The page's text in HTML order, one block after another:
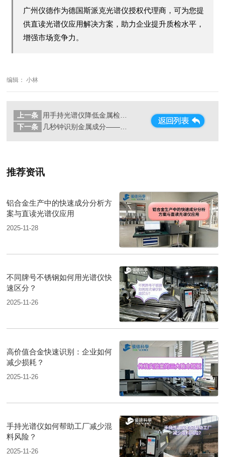
广州仪德作为德国斯派克光谱仪授权代理商，可为您提
供直读光谱仪应用解决方案，助力企业提升质检水平，
增强市场竞争力。
编辑： 小林
上一条
用手持光谱仪降低金属检测成本的三种方法
下一条
推荐资讯
铝合金生产中的快速成分分析方
案与直读光谱仪应用
2025-11-28
不同牌号不锈钢如何用光谱仪快
速区分？
2025-11-26
高价值合金快速识别：企业如何
减少损耗？
2025-11-26
手持光谱仪如何帮助工厂减少混
料风险？
2025-11-26